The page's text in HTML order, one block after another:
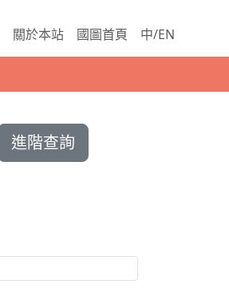
關於本站 國圖首頁 中/EN
進階查詢